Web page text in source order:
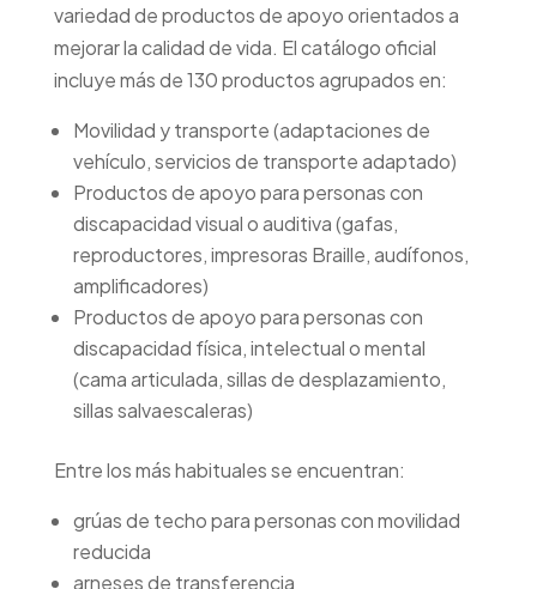
variedad de productos de apoyo orientados a
mejorar la calidad de vida. El catálogo oficial
incluye más de 130 productos agrupados en:
Movilidad y transporte (adaptaciones de
vehículo, servicios de transporte adaptado)
Productos de apoyo para personas con
discapacidad visual o auditiva (gafas,
reproductores, impresoras Braille, audífonos,
amplificadores)
Productos de apoyo para personas con
discapacidad física, intelectual o mental
(cama articulada, sillas de desplazamiento,
sillas salvaescaleras)
Entre los más habituales se encuentran:
grúas de techo para personas con movilidad
reducida
arneses de transferencia